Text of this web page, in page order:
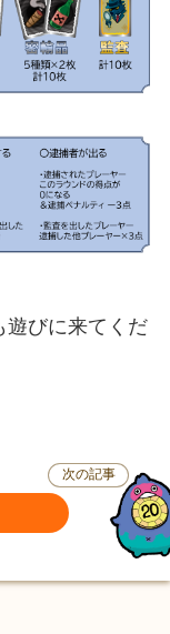
遊びに来てくだ
次の記事